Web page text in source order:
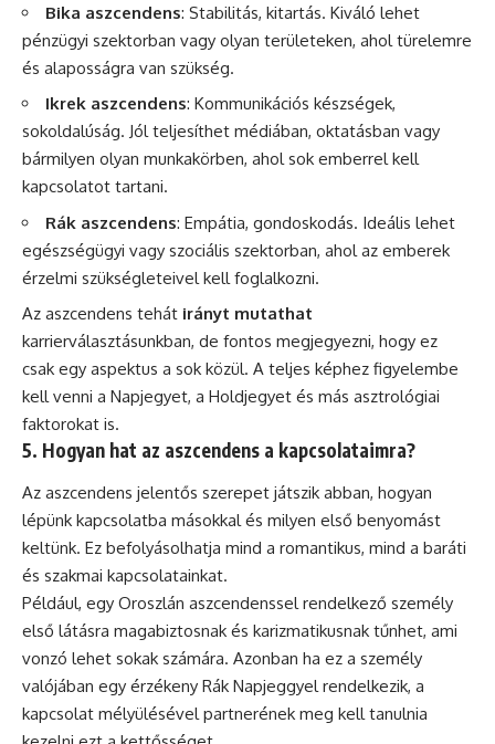
Bika aszcendens: Stabilitás, kitartás. Kiváló lehet
pénzügyi szektorban vagy olyan területeken, ahol türelemre
és alaposságra van szükség.
Ikrek aszcendens: Kommunikációs készségek,
sokoldalúság. Jól teljesíthet médiában, oktatásban vagy
bármilyen olyan munkakörben, ahol sok emberrel kell
kapcsolatot tartani.
Rák aszcendens: Empátia, gondoskodás. Ideális lehet
egészségügyi vagy szociális szektorban, ahol az emberek
érzelmi szükségleteivel kell foglalkozni.
Az aszcendens tehát irányt mutathat
karrierválasztásunkban, de fontos megjegyezni, hogy ez
csak egy aspektus a sok közül. A teljes képhez figyelembe
kell venni a Napjegyet, a Holdjegyet és más asztrológiai
faktorokat is.
5. Hogyan hat az aszcendens a kapcsolataimra?
Az aszcendens jelentős szerepet játszik abban, hogyan
lépünk kapcsolatba másokkal és milyen első benyomást
keltünk. Ez befolyásolhatja mind a romantikus, mind a baráti
és szakmai kapcsolatainkat.
Például, egy Oroszlán aszcendenssel rendelkező személy
első látásra magabiztosnak és karizmatikusnak tűnhet, ami
vonzó lehet sokak számára. Azonban ha ez a személy
valójában egy érzékeny Rák Napjeggyel rendelkezik, a
kapcsolat mélyülésével partnerének meg kell tanulnia